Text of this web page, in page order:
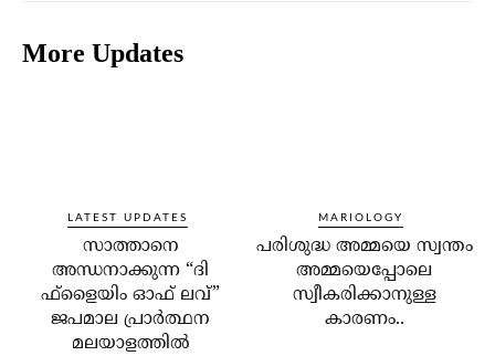
More Updates
LATEST UPDATES
സാത്താനെ
അന്ധനാക്കുന്ന “ദി
ഫ്‌ളൈയിം ഓഫ് ലവ്”
ജപമാല പ്രാർത്ഥന
മലയാളത്തിൽ
MARIOLOGY
പരിശുദ്ധ അമ്മയെ സ്വന്തം
അമ്മയെപ്പോലെ
സ്വീകരിക്കാനുള്ള
കാരണം..